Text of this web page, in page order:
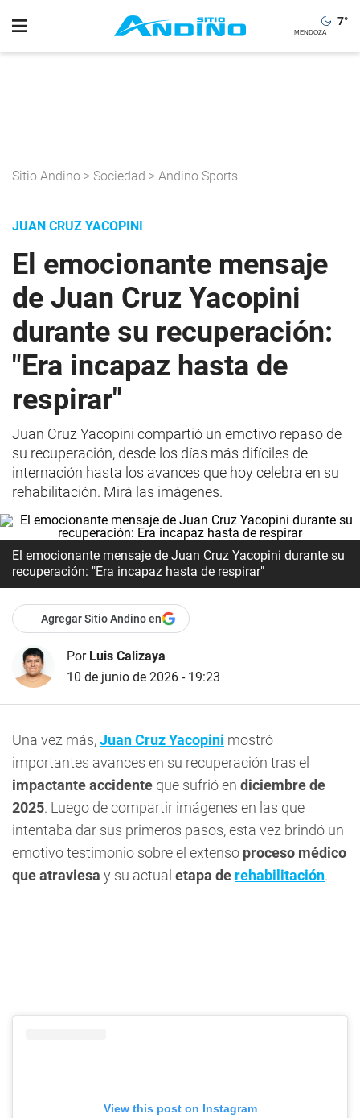
7°
Sitio Andino > Sociedad > Andino Sports
JUAN CRUZ YACOPINI
El emocionante mensaje
de Juan Cruz Yacopini
durante su recuperación:
"Era incapaz hasta de
respirar"
Juan Cruz Yacopini compartió un emotivo repaso de
su recuperación, desde los días más difíciles de
internación hasta los avances que hoy celebra en su
rehabilitación. Mirá las imágenes.
El emocionante mensaje de Juan Cruz Yacopini durante su
recuperación: "Era incapaz hasta de respirar"
Agregar Sitio Andino en
Por Luis Calizaya
10 de junio de 2026 - 19:23
Una vez más,Juan Cruz Yacopini mostró
importantes avances en su recuperación tras el
impactante accidente que sufrió en diciembre de
2025. Luego de compartir imágenes en las que
intentaba dar sus primeros pasos, esta vez brindó un
emotivo testimonio sobre el extenso proceso médico
que atraviesa y su actual etapa de rehabilitación.
View this post on Instagram